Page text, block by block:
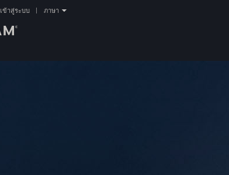
เข้าสู่ระบบ ภาษา